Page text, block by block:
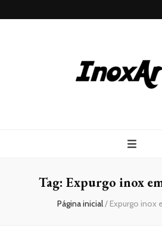
Tag: Expurgo inox
Página inicial/ Expurgo inox